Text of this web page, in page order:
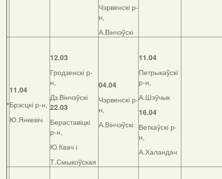
Чэрвенскі р-
н,
А.Вінчэўскі
11.04
Брэсцкі р-н,
Ю.Янкевіч
12.03
Гродзенскі р-
н,
Дз.Вінчэўскі
22.03
Бераставіцкі
р-н,
Ю.Квач і
Т.Смыкоўская
04.04
Чэрвенскі р-
н,
А.Вінчэўскі
11.04
Петрыкаўскі
р-н,
А.Шэўчык
16.04
Веткаўскі р-
н,
А.Халандач